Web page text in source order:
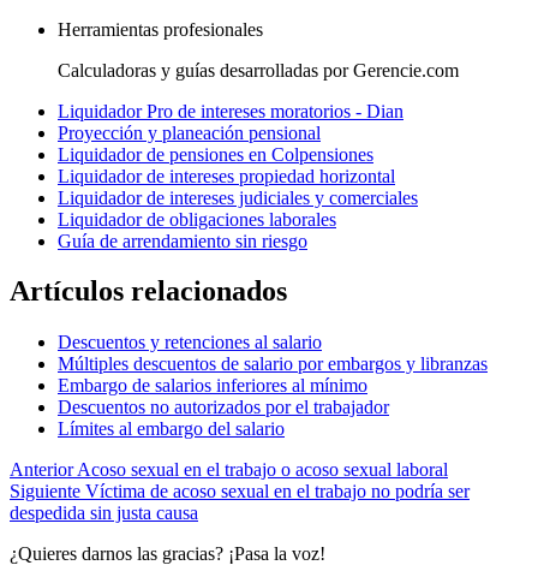
Herramientas profesionales
Calculadoras y guías desarrolladas por Gerencie.com
Liquidador Pro de intereses moratorios - Dian
Proyección y planeación pensional
Liquidador de pensiones en Colpensiones
Liquidador de intereses propiedad horizontal
Liquidador de intereses judiciales y comerciales
Liquidador de obligaciones laborales
Guía de arrendamiento sin riesgo
Artículos relacionados
Descuentos y retenciones al salario
Múltiples descuentos de salario por embargos y libranzas
Embargo de salarios inferiores al mínimo
Descuentos no autorizados por el trabajador
Límites al embargo del salario
Anterior Acoso sexual en el trabajo o acoso sexual laboral
Siguiente Víctima de acoso sexual en el trabajo no podría ser
despedida sin justa causa
¿Quieres darnos las gracias? ¡Pasa la voz!